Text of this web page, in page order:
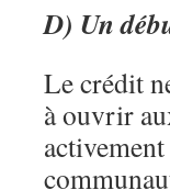
D) Un
Le crédit
à ouvrir